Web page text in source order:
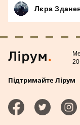
Лєра
Підтримайте Лірум